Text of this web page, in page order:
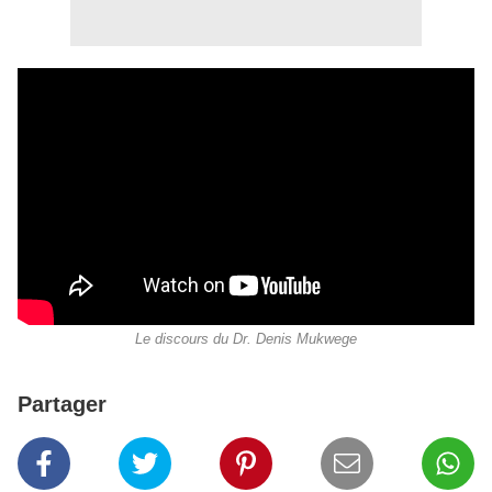
Le discours du Dr. Denis Mukwege
Partager